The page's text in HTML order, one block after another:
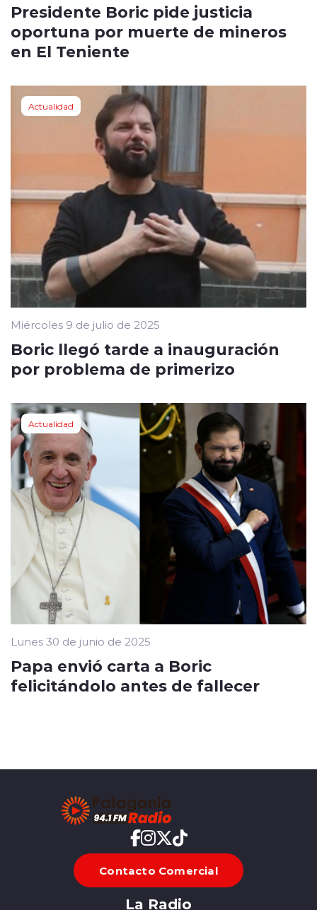
Presidente Boric pide justicia
oportuna por muerte de mineros
en El Teniente
Actualidad
Miércoles 9 de julio de 2025
Boric llegó tarde a inauguración
por problema de primerizo
Actualidad
Lunes 30 de junio de 2025
Papa envió carta a Boric
felicitándolo antes de fallecer
Contacto Comercial
La Radio